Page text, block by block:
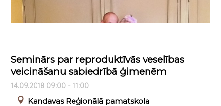
Seminārs par reproduktīvās veselības
veicināšanu sabiedrībā ģimenēm
14.09.2018 09:00 - 11:00
Kandavas Reģionālā pamatskola